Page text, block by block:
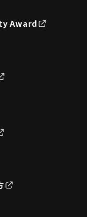
Award